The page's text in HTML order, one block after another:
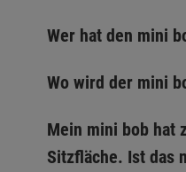
Wer hat den mini
Wo wird der mini
Mein mini bob hat
Sitzfläche. Ist das